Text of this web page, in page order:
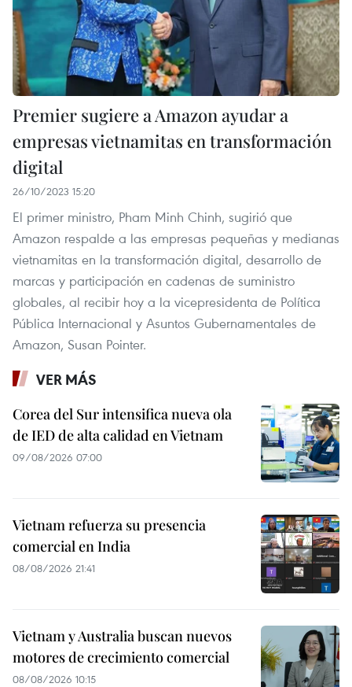
Premier sugiere a Amazon ayudar a
empresas vietnamitas en transformación
digital
26/10/2023 15:20
El primer ministro, Pham Minh Chinh, sugirió que
Amazon respalde a las empresas pequeñas y medianas
vietnamitas en la transformación digital, desarrollo de
marcas y participación en cadenas de suministro
globales, al recibir hoy a la vicepresidenta de Política
Pública Internacional y Asuntos Gubernamentales de
Amazon, Susan Pointer.
VER MÁS
Corea del Sur intensifica nueva ola
de IED de alta calidad en Vietnam
09/08/2026 07:00
Vietnam refuerza su presencia
comercial en India
08/08/2026 21:41
Vietnam y Australia buscan nuevos
motores de crecimiento comercial
08/08/2026 10:15